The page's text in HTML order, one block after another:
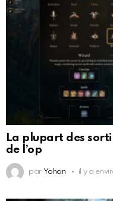
La plupart des
de l’op
par Yohan il y a